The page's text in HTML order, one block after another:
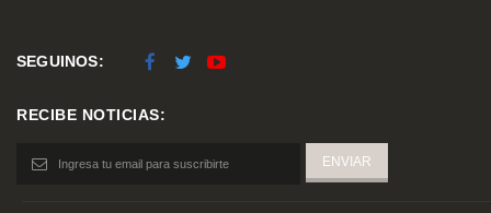
SEGUINOS:
RECIBE NOTICIAS: